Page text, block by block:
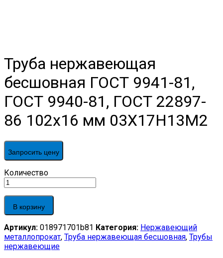
Труба нержавеющая
бесшовная ГОСТ 9941-81,
ГОСТ 9940-81, ГОСТ 22897-
86 102х16 мм 03Х17Н13М2
Запросить цену
Труба
нержавеющая
бесшовная
ГОСТ
9941-
ГОСТ
9940-
81,
Количество
В корзину
Артикул: 018971701b81 Категория: Нержавеющий
металлопрокат, Труба нержавеющая бесшовная, Трубы
нержавеющие